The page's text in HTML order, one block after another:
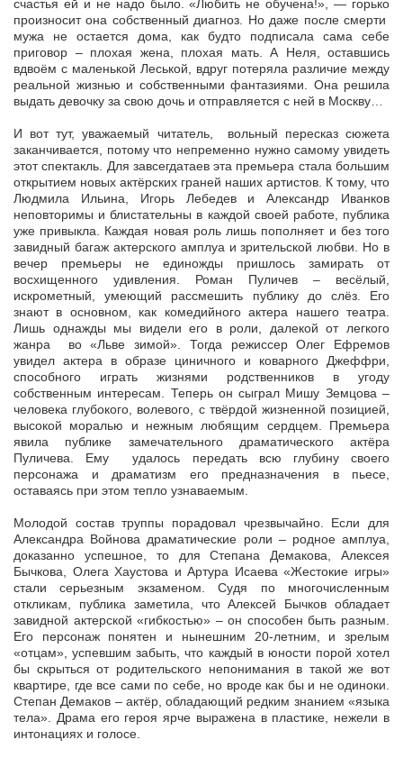
счастья ей и не надо было. «Любить не обучена!», — горько
произносит она собственный диагноз. Но даже после смерти
мужа не остается дома, как будто подписала сама себе
приговор – плохая жена, плохая мать. А Неля, оставшись
вдвоём с маленькой Леськой, вдруг потеряла различие между
реальной жизнью и собственными фантазиями. Она решила
выдать девочку за свою дочь и отправляется с ней в Москву…
И вот тут, уважаемый читатель, вольный пересказ сюжета
заканчивается, потому что непременно нужно самому увидеть
этот спектакль. Для завсегдатаев эта премьера стала большим
открытием новых актёрских граней наших артистов. К тому, что
Людмила Ильина, Игорь Лебедев и Александр Иванков
неповторимы и блистательны в каждой своей работе, публика
уже привыкла. Каждая новая роль лишь пополняет и без того
завидный багаж актерского амплуа и зрительской любви. Но в
вечер премьеры не единожды пришлось замирать от
восхищенного удивления. Роман Пуличев – весёлый,
искрометный, умеющий рассмешить публику до слёз. Его
знают в основном, как комедийного актера нашего театра.
Лишь однажды мы видели его в роли, далекой от легкого
жанра во «Льве зимой». Тогда режиссер Олег Ефремов
увидел актера в образе циничного и коварного Джеффри,
способного играть жизнями родственников в угоду
собственным интересам. Теперь он сыграл Мишу Земцова –
человека глубокого, волевого, с твёрдой жизненной позицией,
высокой моралью и нежным любящим сердцем. Премьера
явила публике замечательного драматического актёра
Пуличева. Ему удалось передать всю глубину своего
персонажа и драматизм его предназначения в пьесе,
оставаясь при этом тепло узнаваемым.
Молодой состав труппы порадовал чрезвычайно. Если для
Александра Войнова драматические роли – родное амплуа,
доказанно успешное, то для Степана Демакова, Алексея
Бычкова, Олега Хаустова и Артура Исаева «Жестокие игры»
стали серьезным экзаменом. Судя по многочисленным
откликам, публика заметила, что Алексей Бычков обладает
завидной актерской «гибкостью» – он способен быть разным.
Его персонаж понятен и нынешним 20-летним, и зрелым
«отцам», успевшим забыть, что каждый в юности порой хотел
бы скрыться от родительского непонимания в такой же вот
квартире, где все сами по себе, но вроде как бы и не одиноки.
Степан Демаков – актёр, обладающий редким знанием «языка
тела». Драма его героя ярче выражена в пластике, нежели в
интонациях и голосе.